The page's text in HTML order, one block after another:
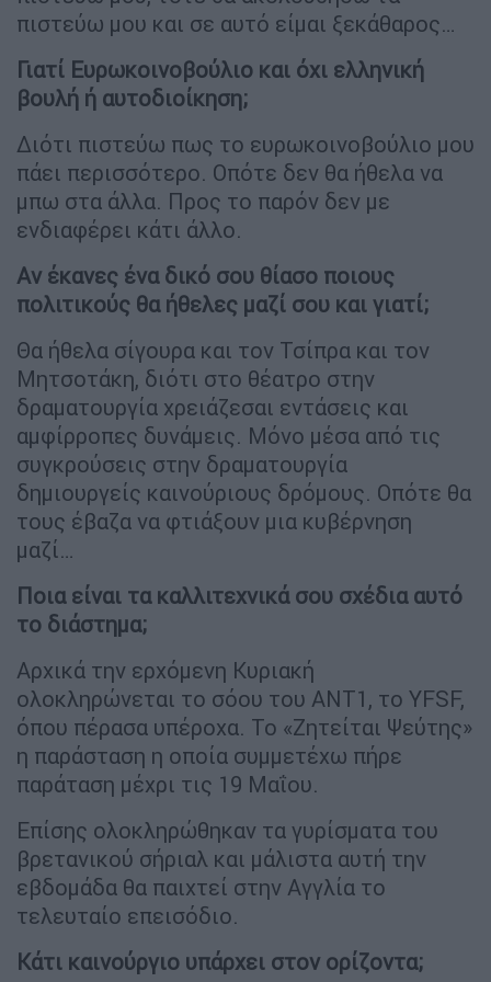
πιστεύω μου και σε αυτό είμαι ξεκάθαρος…
Γιατί Ευρωκοινοβούλιο και όχι ελληνική
βουλή ή αυτοδιοίκηση;
Διότι πιστεύω πως το ευρωκοινοβούλιο μου
πάει περισσότερο. Οπότε δεν θα ήθελα να
μπω στα άλλα. Προς το παρόν δεν με
ενδιαφέρει κάτι άλλο.
Αν έκανες ένα δικό σου θίασο ποιους
πολιτικούς θα ήθελες μαζί σου και γιατί;
Θα ήθελα σίγουρα και τον Τσίπρα και τον
Μητσοτάκη, διότι στο θέατρο στην
δραματουργία χρειάζεσαι εντάσεις και
αμφίρροπες δυνάμεις. Μόνο μέσα από τις
συγκρούσεις στην δραματουργία
δημιουργείς καινούριους δρόμους. Οπότε θα
τους έβαζα να φτιάξουν μια κυβέρνηση
μαζί…
Ποια είναι τα καλλιτεχνικά σου σχέδια αυτό
το διάστημα;
Αρχικά την ερχόμενη Κυριακή
ολοκληρώνεται το σόου του ΑΝΤ1, το YFSF,
όπου πέρασα υπέροχα. Το «Ζητείται Ψεύτης»
η παράσταση η οποία συμμετέχω πήρε
παράταση μέχρι τις 19 Μαΐου.
Επίσης ολοκληρώθηκαν τα γυρίσματα του
βρετανικού σήριαλ και μάλιστα αυτή την
εβδομάδα θα παιχτεί στην Αγγλία το
τελευταίο επεισόδιο.
Κάτι καινούργιο υπάρχει στον ορίζοντα;